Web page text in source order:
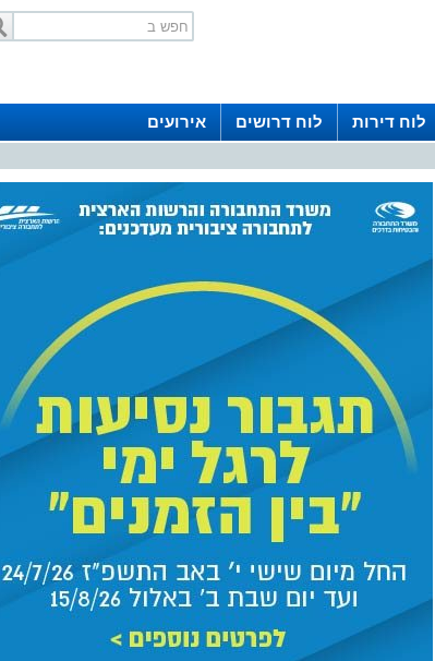
לוח דירות לוח דרושים אירועים